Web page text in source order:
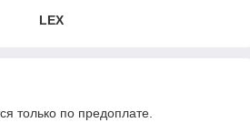
LEX
только по предоплате.